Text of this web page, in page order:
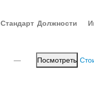
Стандарт Должности
— Посмотреть